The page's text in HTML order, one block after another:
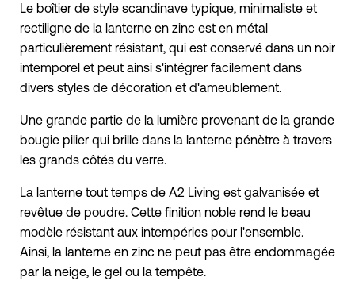
Le boîtier de style scandinave typique, minimaliste et
rectiligne de la lanterne en zinc est en métal
particulièrement résistant, qui est conservé dans un noir
intemporel et peut ainsi s'intégrer facilement dans
divers styles de décoration et d'ameublement.
Une grande partie de la lumière provenant de la grande
bougie pilier qui brille dans la lanterne pénètre à travers
les grands côtés du verre.
La lanterne tout temps de A2 Living est galvanisée et
revêtue de poudre. Cette finition noble rend le beau
modèle résistant aux intempéries pour l'ensemble.
Ainsi, la lanterne en zinc ne peut pas être endommagée
par la neige, le gel ou la tempête.